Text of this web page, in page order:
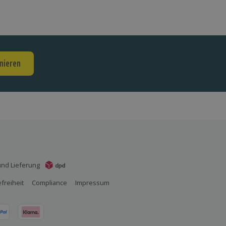
Lieferung
Compliance Impressum